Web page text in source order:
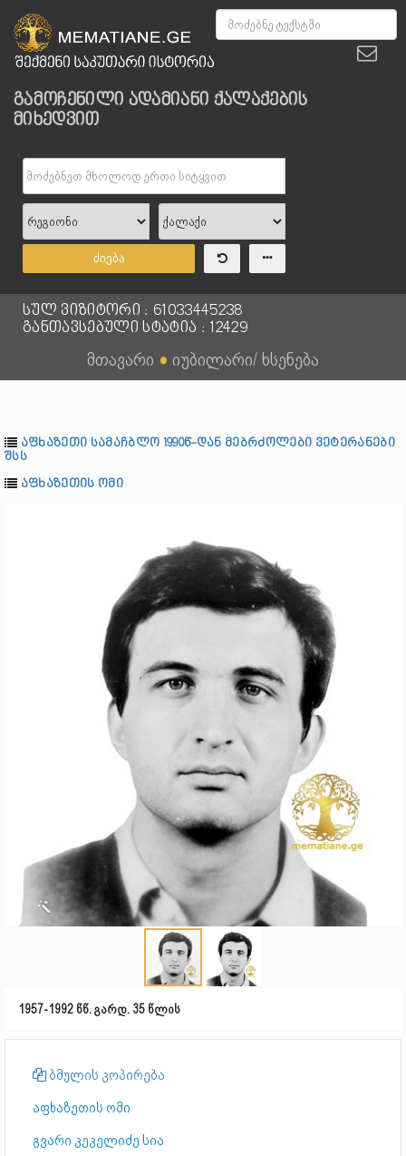
გამოჩენილი ადამიანი ქალაქების
მიხედვით
ძიება
სულ ვიზიტორი : 61033445238
განთავსებული სტატია : 12429
მთავარი ● იუბილარი/ ხსენება
აფხაზეთი სამაჩბლო 1990წ-დან მებრძოლები ვეტერანები
შსს
აფხაზეთის ომი
1957-1992 წწ. გარდ. 35 წლის
ბმულის კოპირება
აფხაზეთის ომი
გვარი კეკელიძე სია